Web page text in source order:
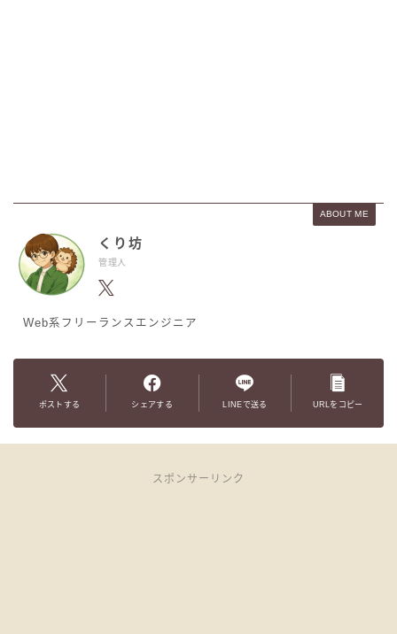
ABOUT ME
くり坊
管理人
Web系フリーランスエンジニア
ポストする シェアする LINEで送る URLをコピー
スポンサーリンク